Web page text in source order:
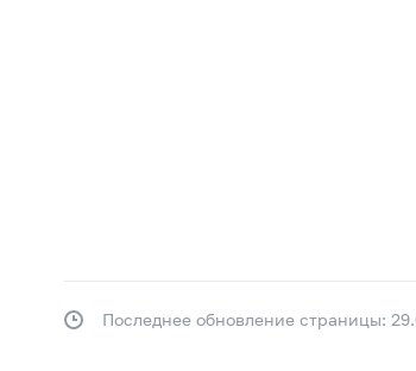
Последнее обновление страницы: